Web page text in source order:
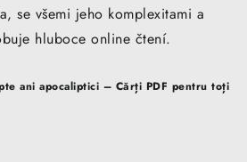
se všemi jeho komplexitami a
hluboce online čtení.
ani apocaliptici – Cărți PDF pentru toți